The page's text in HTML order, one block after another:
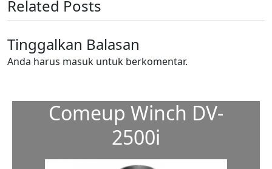
Related Posts
Tinggalkan Balasan
Anda harus masuk untuk berkomentar.
Comeup Winch DV-
2500i